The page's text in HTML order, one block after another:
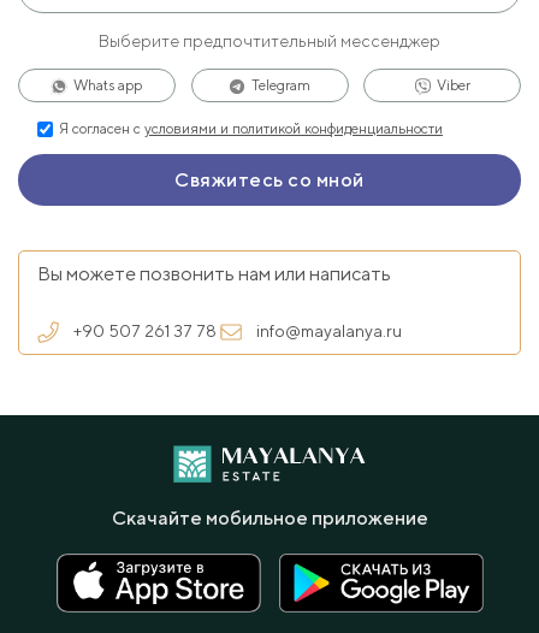
Выберите предпочтительный мессенджер
Whats app Telegram Viber
Я согласен с условиями и политикой конфиденциальности
Вы можете позвонить нам или написать
+90 507 261 37 78 info@mayalanya.ru
Скачайте мобильное приложение